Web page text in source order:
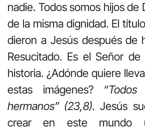
nadie. Todos somos hijos de
de la misma dignidad. El
dieron a Jesús después de
Resucitado. Es el Señor
historia. ¿Adónde quiere
estas imágenes? “
hermanos” (23,8).Jesús
crear en este mundo